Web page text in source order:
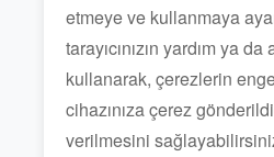
etmeye ve kullanmaya
tarayıcınızın yardım ya
kullanarak, çerezlerin
cihazınıza çerez
verilmesini